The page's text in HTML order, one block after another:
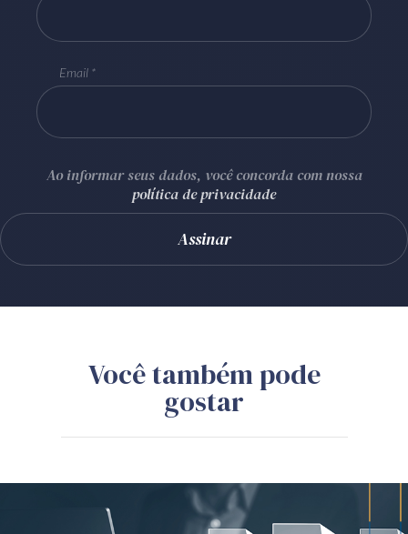
Email
Ao informar seus dados, você concorda com nossa
política de privacidade
Você também pode
gostar